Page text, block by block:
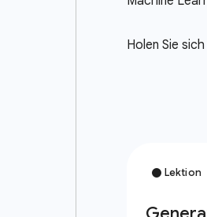
Holen Sie